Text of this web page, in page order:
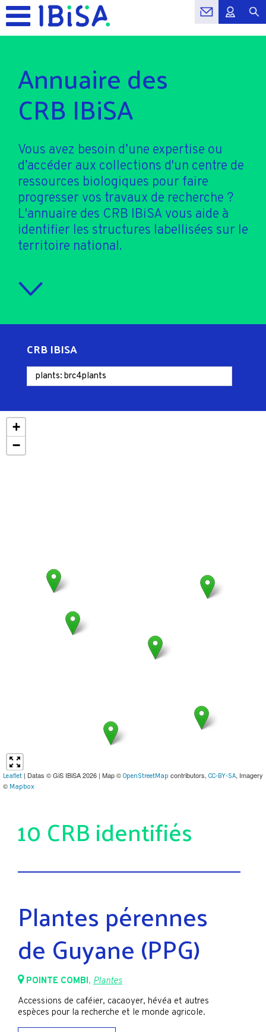
Annuaire des
CRB IBiSA
Vous avez besoin d’une expertise ou
d’accéder aux collections d'un centre de
ressources biologiques pour faire
progresser vos travaux de recherche ?
L'annuaire des CRB IBiSA vous aide à
identifier les structures labellisées sur le
territoire national.
CRB IBISA
+
−
Leaflet | Datas © GiS IBiSA 2026 | Map © OpenStreetMap contributors, CC-BY-SA, Imagery
© Mapbox
10 CRB identifiés
Plantes pérennes
de Guyane (PPG)
POINTE COMBI, Plantes
Accessions de caféier, cacaoyer, hévéa et autres
espèces pour la recherche et le monde agricole.